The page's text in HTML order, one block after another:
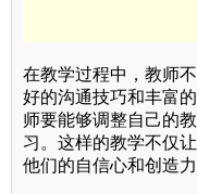
在教学过程中，教师
好的沟通技巧和丰富
师要能够调整自己的
习。这样的教学不仅
他们的自信心和创造力